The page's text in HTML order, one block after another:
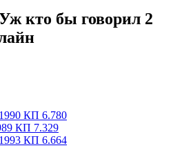
кто бы говорил 2
1990 КП 6.780
КП 7.329
1993 КП 6.664